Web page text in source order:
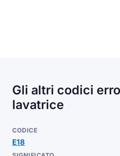
Gli altri codici
lavatrice
E18